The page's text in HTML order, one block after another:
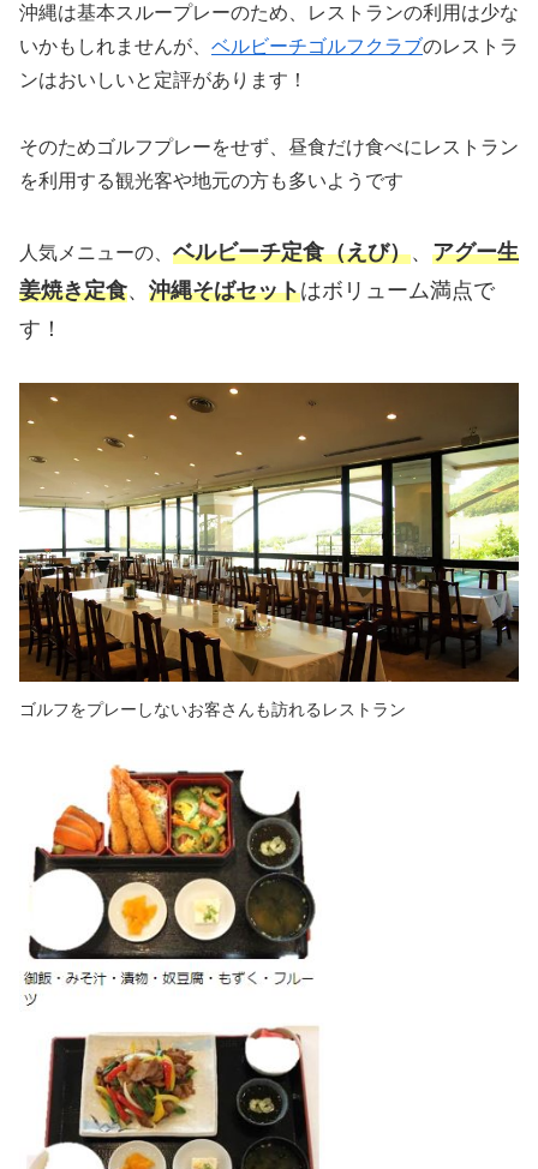
沖縄は基本スループレーのため、レストランの利用は少な
いかもしれませんが、 ベルビーチゴルフクラブのレストラ
ンはおいしいと定評があります！
そのためゴルフプレーをせず、昼食だけ食べにレストラン
を利用する観光客や地元の方も多いようです
人気メニューの、 ベルビーチ定食（えび）、 アグー生
姜焼き定食、 沖縄そばセットはボリューム満点で
す！
ゴルフをプレーしないお客さんも訪れるレストラン